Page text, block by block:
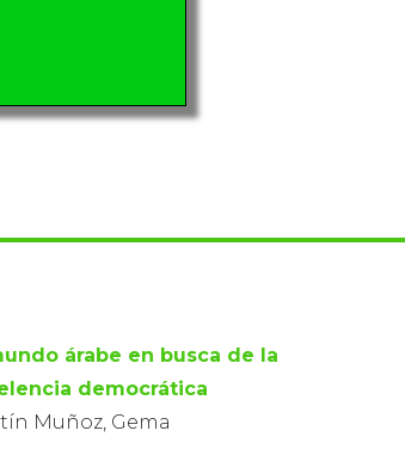
árabe en busca de la
democrática
Muñoz, Gema